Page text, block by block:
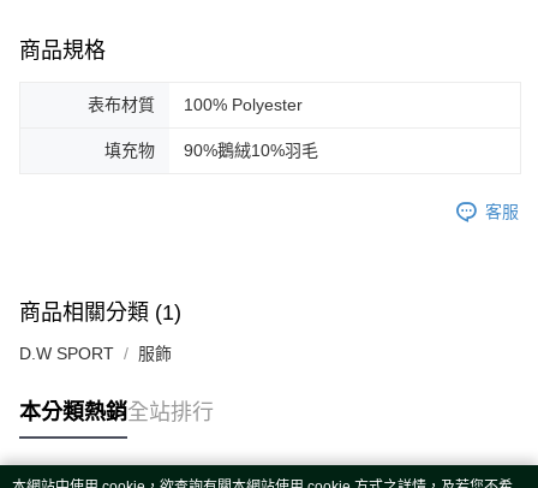
商品規格
表布材質 100% Polyester
填充物 90%鵝絨10%羽毛
客服
商品相關分類 (1)
D.W SPORT 服飾
本分類熱銷全站排行